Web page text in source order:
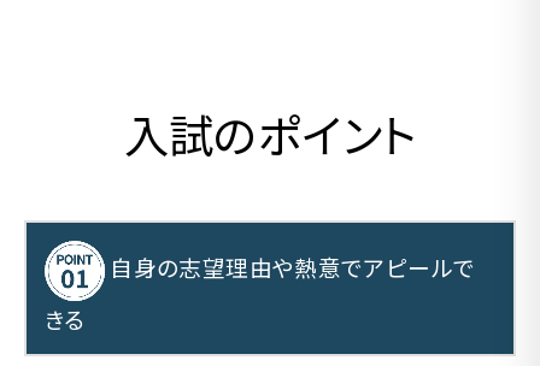
入試のポイント
自身の志望理由や熱意でアピールで
きる